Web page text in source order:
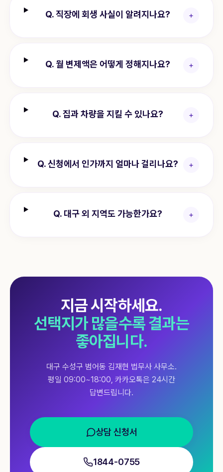
Q.직장에 회생 사실이 알려지나요? +
Q.월 변제액은 어떻게 정해지나요? +
Q.집과 차량을 지킬 수 있나요? +
Q.신청에서 인가까지 얼마나 걸리나요? +
Q. 대구 외 지역도 가능한가요? +
지금 시작하세요.
선택지가 많을수록 결과는
좋아집니다.
대구 수성구 범어동 김재현 법무사 사무소.
평일 09:00~18:00, 카카오톡은 24시간
답변드립니다.
상담 신청서
1844-0755